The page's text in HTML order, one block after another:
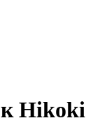
Hikoki